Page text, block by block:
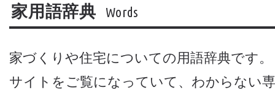
家用語辞典 Words
家づくりや住宅についての用語辞典です。
サイトをご覧になっていて、わからない